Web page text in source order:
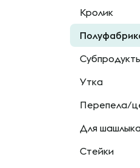
Кролик
Утка
Перепела/
Для
Стейки